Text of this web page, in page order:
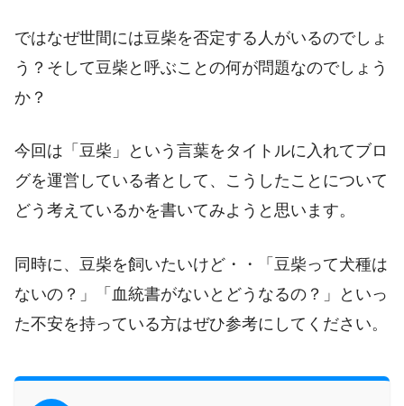
ではなぜ世間には豆柴を否定する人がいるのでしょ
う？そして豆柴と呼ぶことの何が問題なのでしょう
か？
今回は「豆柴」という言葉をタイトルに入れてブロ
グを運営している者として、こうしたことについて
どう考えているかを書いてみようと思います。
同時に、豆柴を飼いたいけど・・「豆柴って犬種は
ないの？」「血統書がないとどうなるの？」といっ
た不安を持っている方はぜひ参考にしてください。